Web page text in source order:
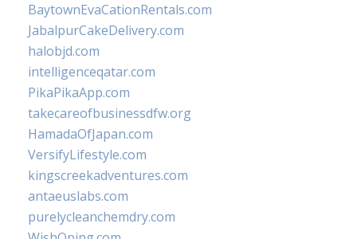
BaytownEvaCationRentals.com
JabalpurCakeDelivery.com
halobjd.com
intelligenceqatar.com
PikaPikaApp.com
takecareofbusinessdfw.org
HamadaOfJapan.com
VersifyLifestyle.com
kingscreekadventures.com
antaeuslabs.com
purelycleanchemdry.com